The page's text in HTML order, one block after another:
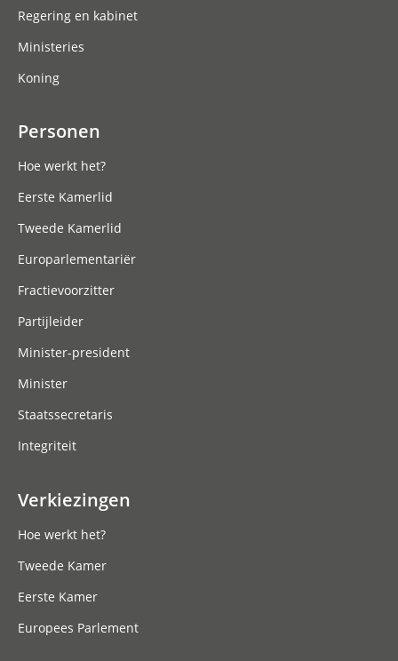
Regering en kabinet
Ministeries
Koning
Personen
Hoe werkt het?
Eerste Kamerlid
Tweede Kamerlid
Europarlementariër
Fractievoorzitter
Partijleider
Minister-president
Minister
Staatssecretaris
Integriteit
Verkiezingen
Hoe werkt het?
Tweede Kamer
Eerste Kamer
Europees Parlement